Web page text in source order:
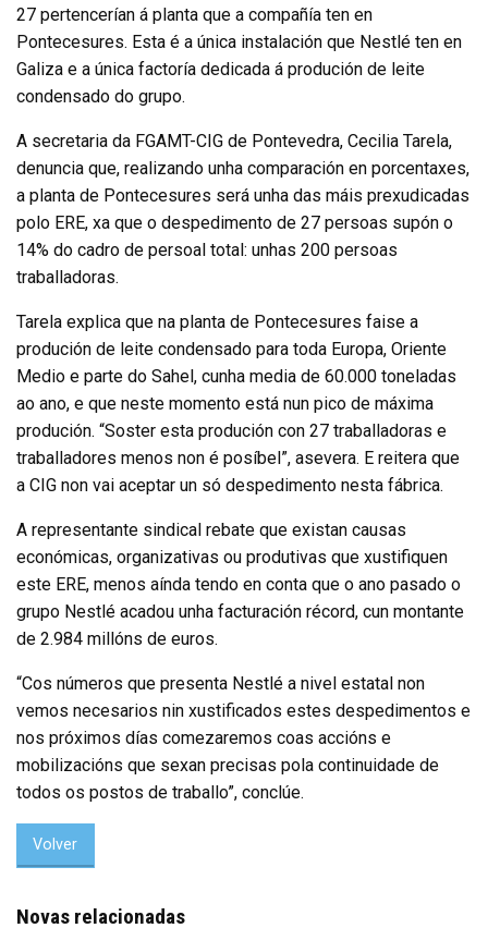
27 pertencerían á planta que a compañía ten en
Pontecesures. Esta é a única instalación que Nestlé ten en
Galiza e a única factoría dedicada á produción de leite
condensado do grupo.
A secretaria da FGAMT-CIG de Pontevedra, Cecilia Tarela,
denuncia que, realizando unha comparación en porcentaxes,
a planta de Pontecesures será unha das máis prexudicadas
polo ERE, xa que o despedimento de 27 persoas supón o
14% do cadro de persoal total: unhas 200 persoas
traballadoras.
Tarela explica que na planta de Pontecesures faise a
produción de leite condensado para toda Europa, Oriente
Medio e parte do Sahel, cunha media de 60.000 toneladas
ao ano, e que neste momento está nun pico de máxima
produción. “Soster esta produción con 27 traballadoras e
traballadores menos non é posíbel”, asevera. E reitera que
a CIG non vai aceptar un só despedimento nesta fábrica.
A representante sindical rebate que existan causas
económicas, organizativas ou produtivas que xustifiquen
este ERE, menos aínda tendo en conta que o ano pasado o
grupo Nestlé acadou unha facturación récord, cun montante
de 2.984 millóns de euros.
“Cos números que presenta Nestlé a nivel estatal non
vemos necesarios nin xustificados estes despedimentos e
nos próximos días comezaremos coas accións e
mobilizacións que sexan precisas pola continuidade de
todos os postos de traballo”, conclúe.
Volver
Novas relacionadas